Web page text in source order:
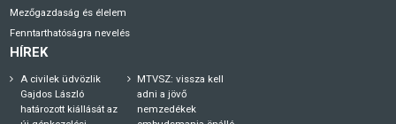
Mezőgazdaság és élelem
Fenntarthatóságra nevelés
HÍREK
A civilek üdvözlik
Gajdos László
határozott kiállását az
MTVSZ: vissza kell
adni a jövő
nemzedékek